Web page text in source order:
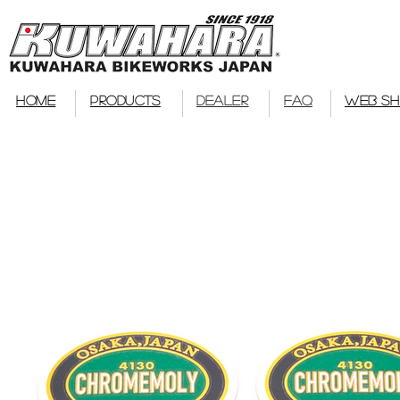
HOME PRODUCTS DEALER FAQ WEB